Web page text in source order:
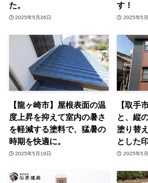
た。
2025年5月26日
す！
2025年5
【龍ヶ崎市】屋根表面の温
度上昇を抑えて室内の暑さ
を軽減する塗料で、猛暑の
時期を快適に。
2025年5月19日
【取手
と、縦
塗り替
とした
2025年5